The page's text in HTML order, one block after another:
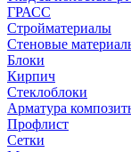
ГРАСС
Стройматериалы
Стеновые
Блоки
Кирпич
Стеклоблоки
Арматура
Профлист
Сетки